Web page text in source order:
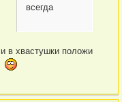
всегда
и в хвастушки положи